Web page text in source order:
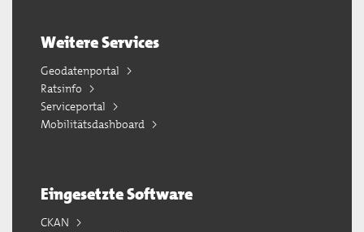
Weitere Services
Geodatenportal
Ratsinfo
Serviceportal
Mobilitätsdashboard
Eingesetzte Software
CKAN